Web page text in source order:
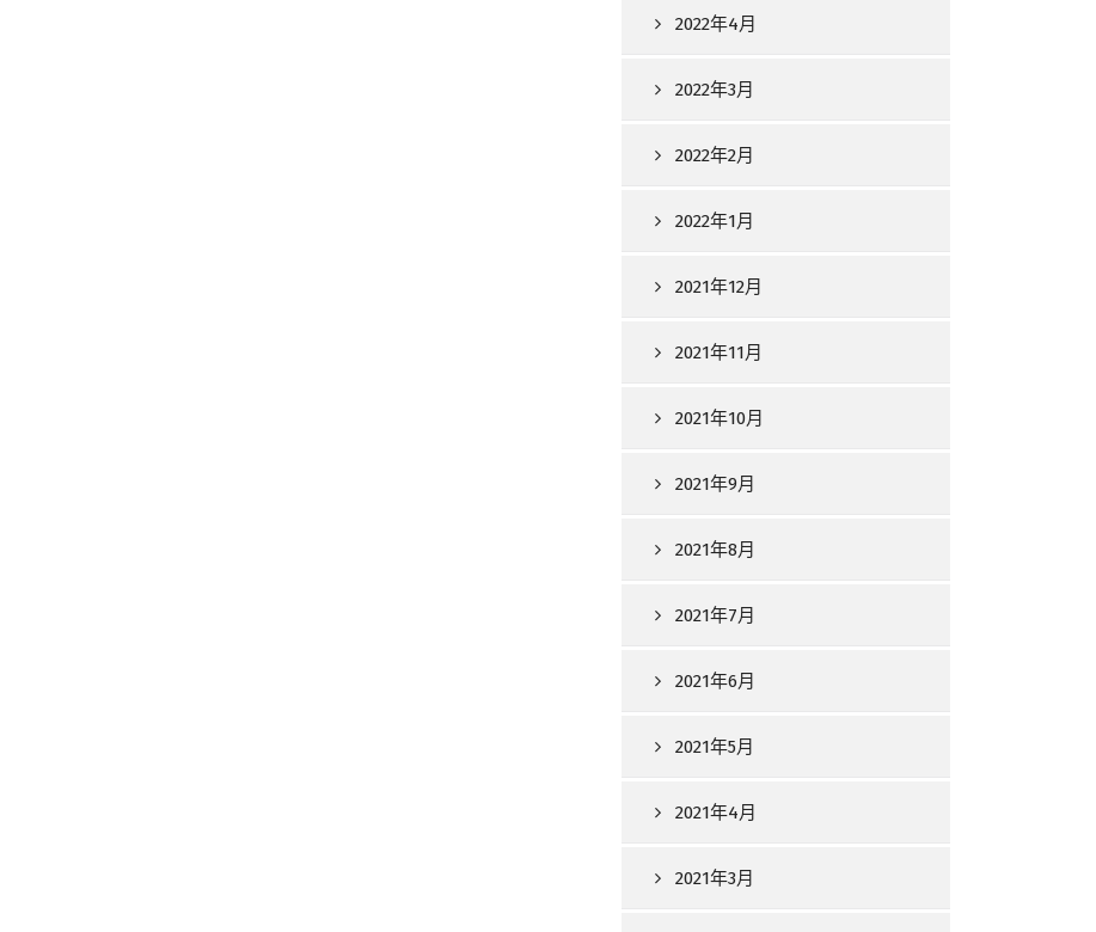
2022年4月
2022年3月
2022年2月
2022年1月
2021年12月
2021年11月
2021年10月
2021年9月
2021年8月
2021年7月
2021年6月
2021年5月
2021年4月
2021年3月